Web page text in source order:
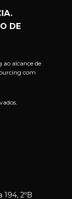
DE
ao alcance de
com
2ºB